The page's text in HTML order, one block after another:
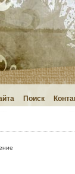
Поиск